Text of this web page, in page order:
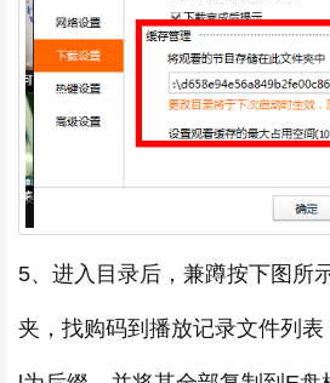
5、进入目录后，兼蹲按下图所
夹，找购码到播放记录文件列